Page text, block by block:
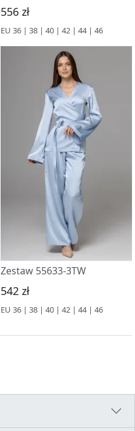
556 zł
EU 36 | 38 | 40 | 42 | 44 | 46
Zestaw 55633-3TW
542 zł
EU 36 | 38 | 40 | 42 | 44 | 46